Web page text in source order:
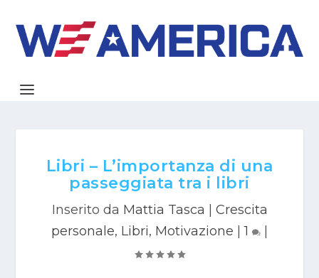
Libri – L’importanza di una
passeggiata tra i libri
Inserito da Mattia Tasca
Crescita
personale, Libri, Motivazione |1